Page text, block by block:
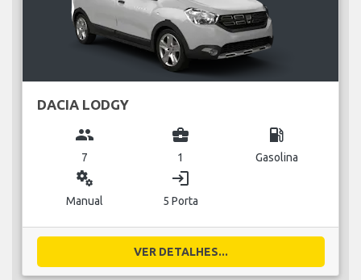
DACIA LODGY
group
7
business_center
1
local_gas_station
Gasolina
miscellaneous_services
Manual
login
5 Porta
VER DETALHES...